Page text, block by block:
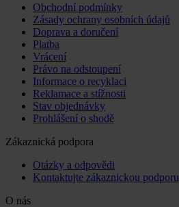
Obchodní podmínky
Zásady ochrany osobních údajů
Doprava a doručení
Platba
Vrácení
Právo na odstoupení
Informace o recyklaci
Reklamace a stížnosti
Stav objednávky
Prohlášení o shodě
Zákaznická podpora
Otázky a odpovědi
Kontaktujte zákaznickou podporu
O nás